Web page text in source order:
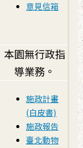
意見信箱
本園無行政指
導業務。
施政計畫
(白皮書)
施政報告
臺北動物